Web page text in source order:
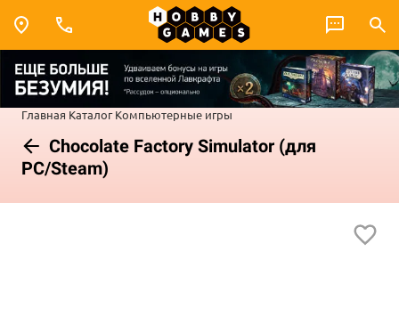
Главная Каталог Компьютерные игры
Chocolate Factory Simulator (для
PC/Steam)